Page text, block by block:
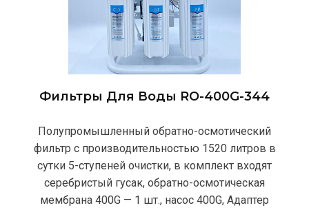
Фильтры Для Воды RO-400G-344
Полупромышленный обратно-осмотический
фильтр с производительностью 1520 литров в
сутки 5-ступеней очистки, в комплект входят
серебристый гусак, обратно-осмотическая
мембрана 400G — 1 шт., насос 400G, Адаптер